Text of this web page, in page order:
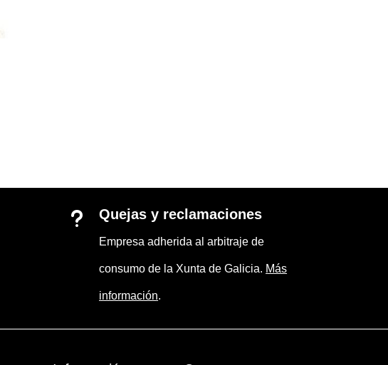
u Quejas y reclamaciones
Empresa adherida al arbitraje de
consumo de la Xunta de Galicia. Más
información.